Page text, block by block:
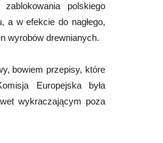
polskiego
a w efekcie do nagłego,
wyrobów drewnianych.
bowiem przepisy, które
Europejska była
wykraczającym poza